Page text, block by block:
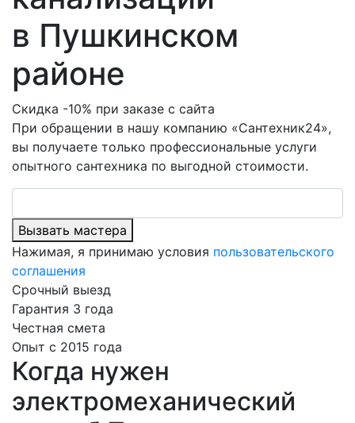
в Пушкинском
районе
Скидка -10% при заказе с сайта
При обращении в нашу компанию «Сантехник24»,
вы получаете только профессиональные услуги
опытного сантехника по выгодной стоимости.
Вызвать мастера
Нажимая, я принимаю условия пользовательского
соглашения
Срочный выезд
Гарантия 3 года
Честная смета
Опыт с 2015 года
Когда нужен
электромеханический